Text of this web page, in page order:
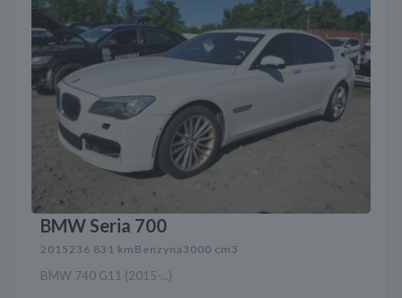
BMW Seria 700
2015236 831 km Benzyna3000 cm3
BMW 740 G11 (2015-...)